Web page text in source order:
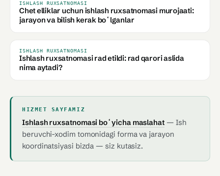
ISHLASH RUXSATNOMASI
Chet elliklar uchun ishlash ruxsatnomasi murojaati:
jarayon va bilish kerak boʻlganlar
ISHLASH RUXSATNOMASI
Ishlash ruxsatnomasi rad etildi: rad qarori aslida
nima aytadi?
HIZMET SAYFAMIZ
Ishlash ruxsatnomasi boʻyicha maslahat— Ish
beruvchi-xodim tomonidagi forma va jarayon
koordinatsiyasi bizda — siz kutasiz.